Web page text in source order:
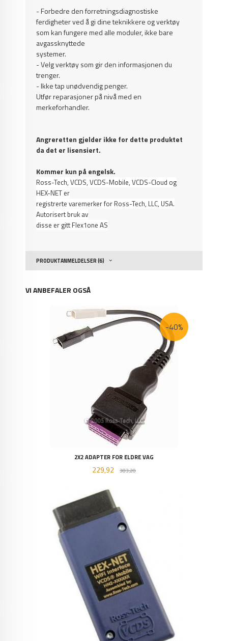
- Forbedre den forretningsdiagnostiske
ferdigheter ved å gi dine teknikkere og verktøy
som kan fungere med alle moduler, ikke bare
avgassknyttede
systemer.
- Velg verktøy som gir den informasjonen du
trenger.
- Ikke tap unødvendig penger.
Utfør reparasjoner på nivå med en
merkeforhandler.
Angreretten gjelder ikke for dette produktet
da det er lisensiert.
Kommer kun på engelsk.
Ross-Tech, VCDS, VCDS-Mobile, VCDS-Cloud og
HEX-NET er
registrerte varemerker for Ross-Tech, LLC, USA.
Autorisert bruk av
disse er gitt Flex1one AS
PRODUKTANMELDELSER (6)
VI ANBEFALER OGSÅ
2X2 ADAPTER FOR ELDRE VAG
Tilbud
229,92 383,20Rabatt
-40%